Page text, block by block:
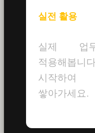
실전 활용
실제 업
적용해봅
시작하
쌓아가세요.